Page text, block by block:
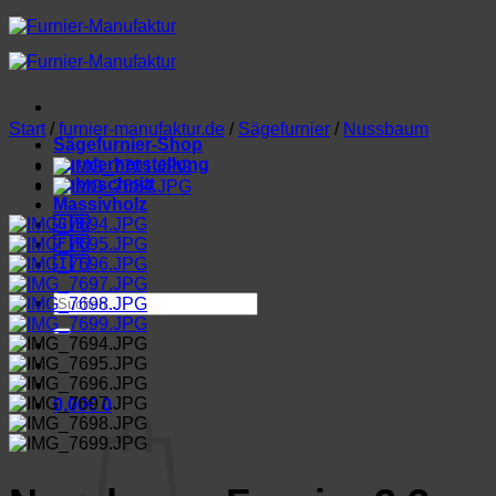
Zum
Inhalt
springen
Sägefurnier-Shop
Furnierherstellung
Lohnschnitt
Massivholz
🇬🇧
🇫🇷
🇮🇹
Suchen
nach:
0,00€ 0
Start / furnier-manufaktur.de / Sägefurnier / Nussbaum